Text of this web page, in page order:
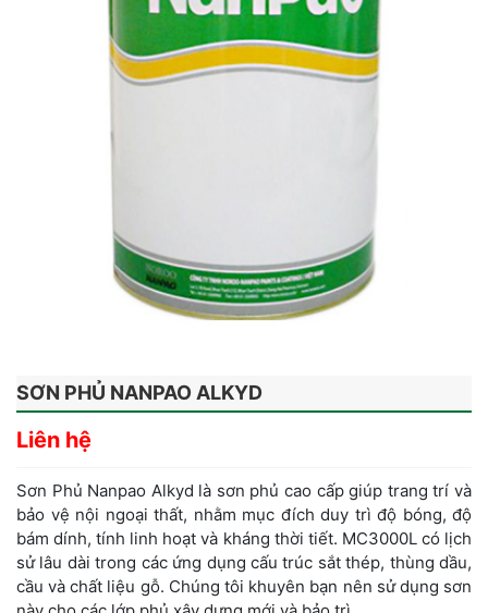
SƠN PHỦ NANPAO ALKYD
Liên hệ
Sơn Phủ Nanpao Alkyd là sơn phủ cao cấp giúp trang trí và
bảo vệ nội ngoại thất, nhằm mục đích duy trì độ bóng, độ
bám dính, tính linh hoạt và kháng thời tiết. MC3000L có lịch
sử lâu dài trong các ứng dụng cấu trúc sắt thép, thùng dầu,
cầu và chất liệu gỗ. Chúng tôi khuyên bạn nên sử dụng sơn